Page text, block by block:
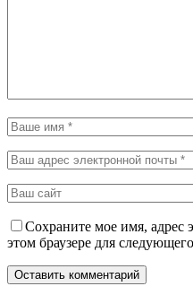
Сохраните мое имя, адрес
этом браузере для